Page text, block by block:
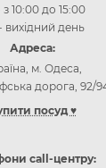
10:00 до 15:00
вихідний день
Адреса:
м. Одеса,
дорога, 92/
посуд ♥
call-центру: